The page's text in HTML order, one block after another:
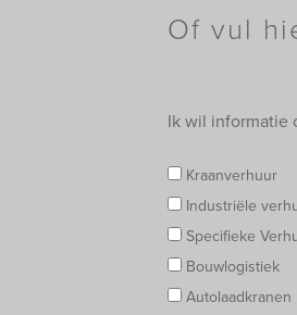
Of vul
Ik wil informatie
Kraanverhuur
Industriële
Specifieke
Bouwlogistiek
Autolaadkranen